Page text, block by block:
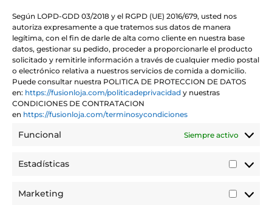
Según LOPD-GDD 03/2018 y el RGPD (UE) 2016/679, usted nos
autoriza expresamente a que tratemos sus datos de manera
legítima, con el fin de darle de alta como cliente en nuestra base
datos, gestionar su pedido, proceder a proporcionarle el producto
solicitado y remitirle información a través de cualquier medio postal
o electrónico relativa a nuestros servicios de comida a domicilio.
Puede consultar nuestra POLITICA DE PROTECCION DE DATOS
en: https://fusionloja.com/politicadeprivacidad y nuestras
CONDICIONES DE CONTRATACION
en https://fusionloja.com/terminosycondiciones
Funcional Siempre activo
Estadísticas
Marketing
PIZZA CHEESEBLUE